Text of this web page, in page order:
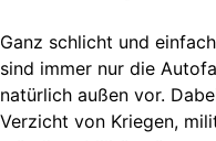
Ganz schlicht und
sind immer nur die
natürlich außen vor.
Verzicht von Kriegen,